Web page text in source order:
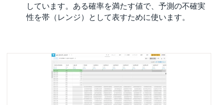
しています。ある確率を満たす値で、予測の不確実
性を帯（レンジ）として表すために使います。